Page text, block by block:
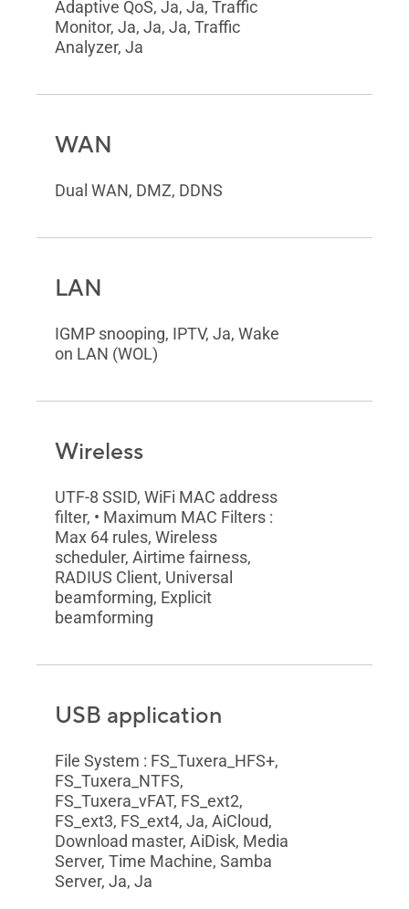
Adaptive QoS, Ja, Ja, Traffic
Monitor, Ja, Ja, Ja, Traffic
Analyzer, Ja
WAN
Dual WAN, DMZ, DDNS
LAN
IGMP snooping, IPTV, Ja, Wake
on LAN (WOL)
Wireless
UTF-8 SSID, WiFi MAC address
filter, • Maximum MAC Filters :
Max 64 rules, Wireless
scheduler, Airtime fairness,
RADIUS Client, Universal
beamforming, Explicit
beamforming
USB application
File System : FS_Tuxera_HFS+,
FS_Tuxera_NTFS,
FS_Tuxera_vFAT, FS_ext2,
FS_ext3, FS_ext4, Ja, AiCloud,
Download master, AiDisk, Media
Server, Time Machine, Samba
Server, Ja, Ja